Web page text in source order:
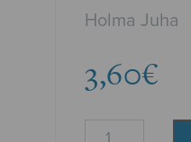
Holma Juha
3,60€
Kolmet